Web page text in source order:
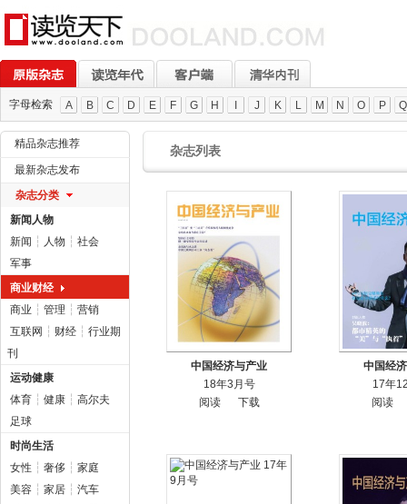
字母检索 A B C D E F G H J K L M N O P Q
精品杂志推荐
最新杂志发布
杂志分类
新闻人物
新闻 ┆ 人物 ┆ 社会
军事
商业财经
商业 ┆ 管理 ┆ 营销
互联网 ┆ 财经 ┆ 行业期
刊
运动健康
体育 ┆ 健康 ┆ 高尔夫
足球
时尚生活
女性 ┆ 奢侈 ┆ 家庭
美容 ┆ 家居 ┆ 汽车
杂志列表
中国经济与产业
18年3月号
阅读
下载
中国经
17年
阅读